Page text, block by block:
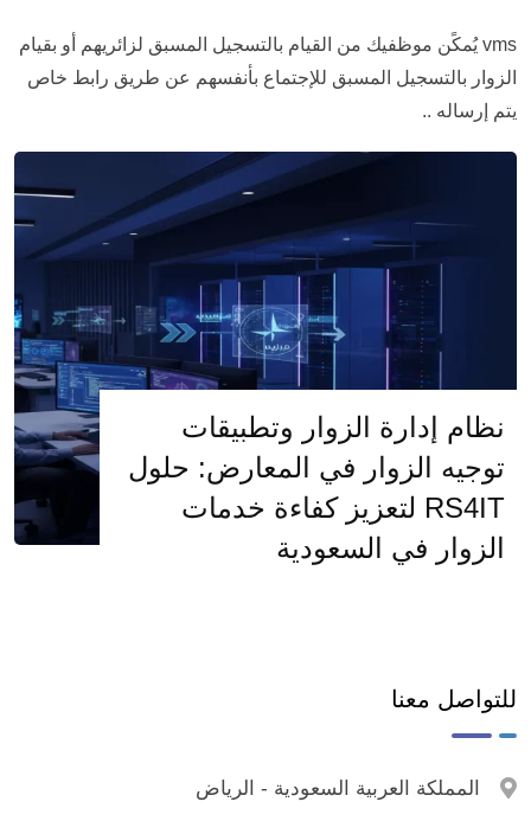
vms يُمكًن موظفيك من القيام بالتسجيل المسبق لزائريهم أو بقيام
الزوار بالتسجيل المسبق للإجتماع بأنفسهم عن طريق رابط خاص
يتم إرساله ..
نظام إدارة الزوار وتطبيقات
توجيه الزوار في المعارض: حلول
RS4IT لتعزيز كفاءة خدمات
الزوار في السعودية
للتواصل معنا
المملكة العربية السعودية - الرياض